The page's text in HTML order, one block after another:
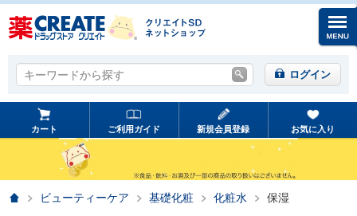
キーワードから探す
キーワードから探す ログイン
カート ご利用ガイド 新規会員登録 お気に入り
ホームビューティーケア 基礎化粧 化粧水 保湿